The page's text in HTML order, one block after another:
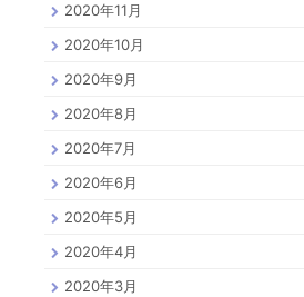
2020年11月
2020年10月
2020年9月
2020年8月
2020年7月
2020年6月
2020年5月
2020年4月
2020年3月